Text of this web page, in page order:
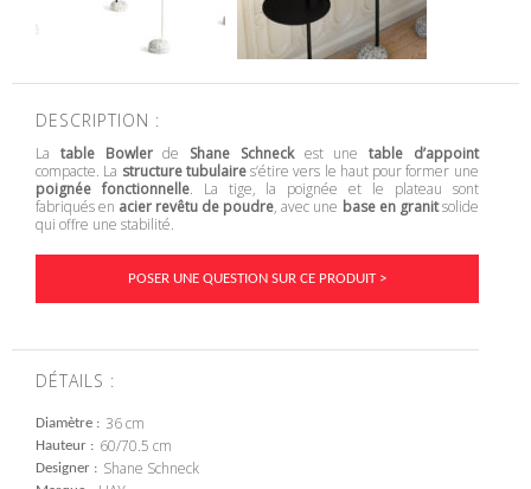
DESCRIPTION :
La table Bowlerde Shane Schneckest une table d’appoint
compacte. La structure tubulaires’étire vers le haut pour former une
poignée fonctionnelle. La tige, la poignée et le plateau sont
fabriqués en acier revêtu de poudre, avec une base en granitsolide
qui offre une stabilité.
POSER UNE QUESTION SUR CE PRODUIT >
DÉTAILS :
Diamètre 36 cm
Hauteur 60/70.5 cm
Designer Shane Schneck